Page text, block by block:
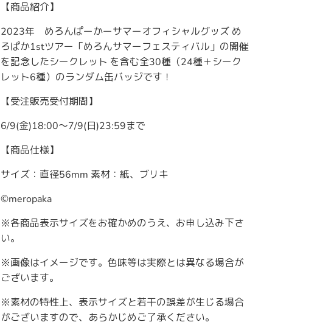
【商品紹介】
2023年 めろんぱーかーサマーオフィシャルグッズ め
ろぱか1stツアー「めろんサマーフェスティバル」の開催
を記念したシークレット を含む全30種（24種＋シーク
レット6種）のランダム缶バッジです！
【受注販売受付期間】
6/9(金)18:00～7/9(日)23:59まで
【商品仕様】
サイズ：直径56mm 素材：紙、ブリキ
©meropaka
※各商品表示サイズをお確かめのうえ、お申し込み下さ
い。
※画像はイメージです。色味等は実際とは異なる場合が
ございます。
※素材の特性上、表示サイズと若干の誤差が生じる場合
がございますので、あらかじめご了承ください。